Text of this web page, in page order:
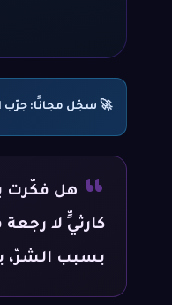
🚀 سجّل مجانًا: جرّب الذكاء
“ هل فكّرت
كارثيٍّ لا
بسبب الشرّ،